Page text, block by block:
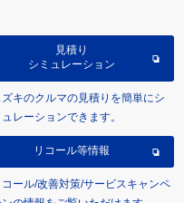
見積り
シミュレーション
ズキのクルマの見積りを簡単にシ
ュレーションできます。
リコール等情報
コール/改善対策/サービスキャンペ